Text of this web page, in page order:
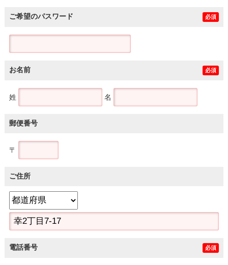
ご希望のパスワード 必須
お名前 必須
姓 名
郵便番号
〒
ご住所
電話番号 必須